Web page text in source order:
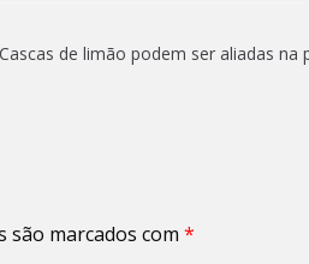
Cascas de limão podem ser aliadas na
marcados com *